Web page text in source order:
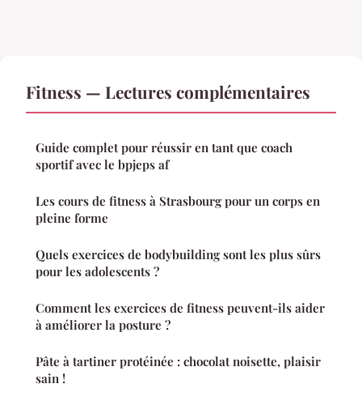
Fitness — Lectures complémentaires
Guide complet pour réussir en tant que coach
sportif avec le bpjeps af
Les cours de fitness à Strasbourg pour un corps en
pleine forme
Quels exercices de bodybuilding sont les plus sûrs
pour les adolescents ?
Comment les exercices de fitness peuvent-ils aider
à améliorer la posture ?
Pâte à tartiner protéinée : chocolat noisette, plaisir
sain !